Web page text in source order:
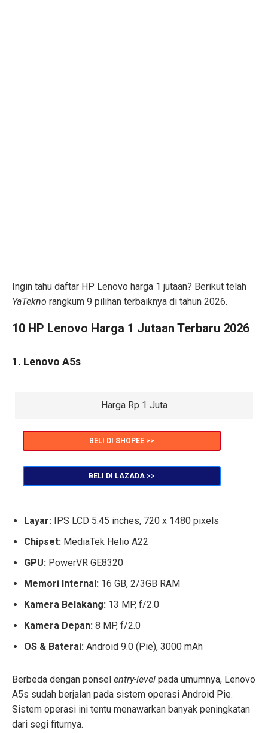
Ingin tahu daftar HP Lenovo harga 1 jutaan? Berikut telah
YaTekno rangkum 9 pilihan terbaiknya di tahun 2026.
10 HP Lenovo Harga 1 Jutaan Terbaru 2026
1. Lenovo A5s
Harga Rp 1 Juta
BELI DI SHOPEE >>
BELI DI LAZADA >>
Layar:
IPS LCD 5.45 inches, 720 x 1480 pixels
Chipset: MediaTek Helio A22
GPU: PowerVR GE8320
Memori Internal: 16 GB, 2/3GB RAM
Kamera Belakang: 13 MP, f/2.0
Kamera Depan: 8 MP, f/2.0
OS & Baterai: Android 9.0 (Pie), 3000 mAh
Berbeda dengan ponsel entry-level pada umumnya, Lenovo
A5s sudah berjalan pada sistem operasi Android Pie.
Sistem operasi ini tentu menawarkan banyak peningkatan
dari segi fiturnya.